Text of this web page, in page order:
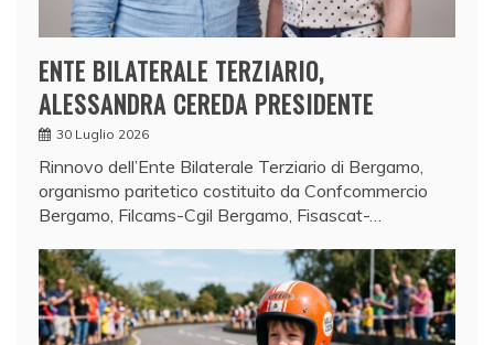
ENTE BILATERALE TERZIARIO,
ALESSANDRA CEREDA PRESIDENTE
30 Luglio 2026
Rinnovo dell’Ente Bilaterale Terziario di Bergamo,
organismo paritetico costituito da Confcommercio
Bergamo, Filcams-Cgil Bergamo, Fisascat-…